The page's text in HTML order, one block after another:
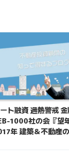
ト融資 過熱警戒
1000社の会『望
年 建築＆不動産